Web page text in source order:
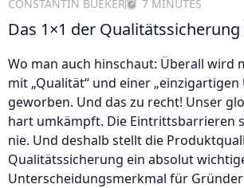
CONSTANTIN BUEKER 7 MINUTES
Das 1×1 der
Wo man auch hinschaut: Überall wird
mit „Qualität“ und einer „einzigartigen
geworben. Und das zu recht! Unser
hart umkämpft. Die Eintrittsbarrieren
nie. Und deshalb stellt die
Qualitätssicherung ein absolut
Unterscheidungsmerkmal für